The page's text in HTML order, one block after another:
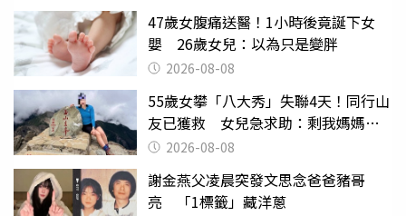
47歲女腹痛送醫！1小時後竟誕下女
嬰 26歲女兒：以為只是變胖
2026-08-08
55歲女攀「八大秀」失聯4天！同行山
友已獲救 女兒急求助：剩我媽媽還
沒找到
2026-08-08
謝金燕父凌晨突發文思念爸爸豬哥
亮 「1標籤」藏洋蔥